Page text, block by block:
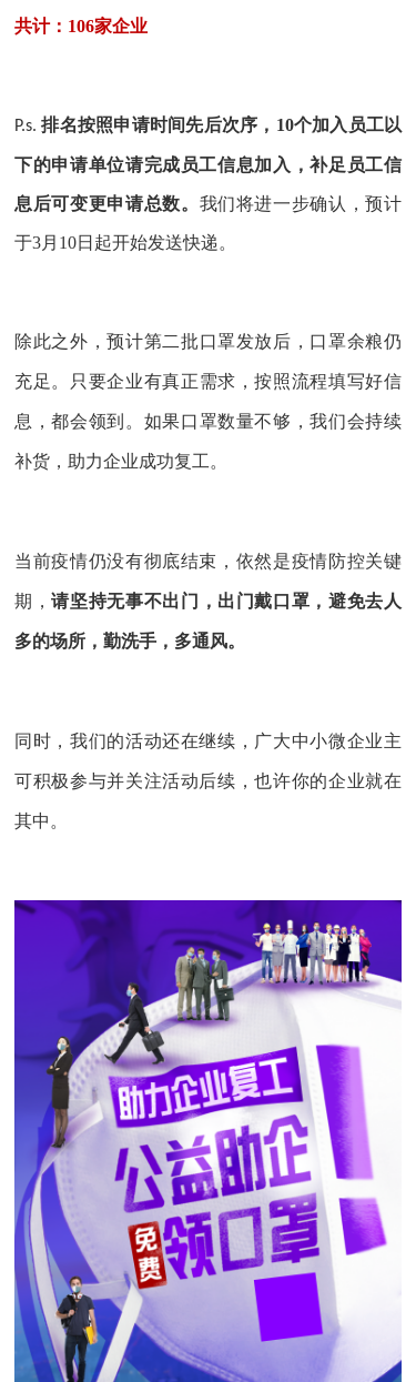
共计：106家企业
P.s.排名按照申请时间先后次序， 10个加入员工以
下的申请单位请完成员工信息加入，补足员工信
息后可变更申请总数。 我们将进一步确认，预计
于3月10日起开始发送快递。
除此之外，预计第二批口罩发放后 ， 口罩余粮仍
充足。只要企业有真正需求，按照流程填写好信
息，都会领到 。 如果口罩数量不够，我们会持续
补货，助力企业成功复工。
当前疫情仍没有彻底结束，依然是疫情防控关键
期，请坚持无事不出门，出门戴口罩，避免去人
多的场所，勤洗手，多通风。
同时，我们的活动还在继续，广大中小微企业主
可积极参与并关注活动后续，也许你的企业就在
其中。